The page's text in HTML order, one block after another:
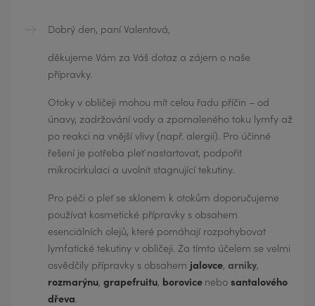
Dobrý den, paní Valentová,
děkujeme Vám za Váš dotaz a zájem o naše
přípravky.
Otoky v obličeji mohou mít celou řadu příčin – od
únavy, zadržování vody a zpomaleného toku lymfy až
po reakci na vnější vlivy (např. alergii). Pro účinné
řešení je potřeba pleť nastartovat, podpořit
mikrocirkulaci a uvolnit stagnující tekutiny.
Pro péči o pleť se sklonem k otokům doporučujeme
používat kosmetické přípravky s obsahem
esenciálních olejů, které pomáhají rozpohybovat
lymfatické tekutiny v obličeji. Za tímto účelem se velmi
osvědčily přípravky s obsahem jalovce,arniky,
rozmarýnu,grapefruitu, borovice nebosantalového
dřeva.